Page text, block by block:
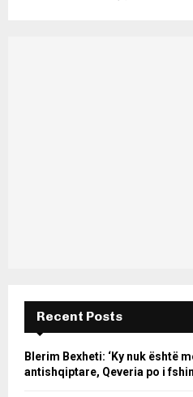
Recent Posts
Blerim Bexheti: ‘Ky nuk është
antishqiptare, Qeveria po i